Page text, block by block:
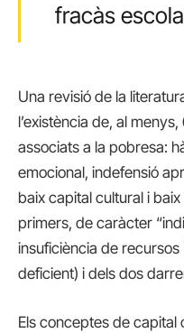
fracàs
Una revisió de la
l’existència de, al
associats a la pobresa:
emocional, indefensió
baix capital cultural i
primers, de caràcter
insuficiència de
deficient) i dels dos
Els conceptes de capital